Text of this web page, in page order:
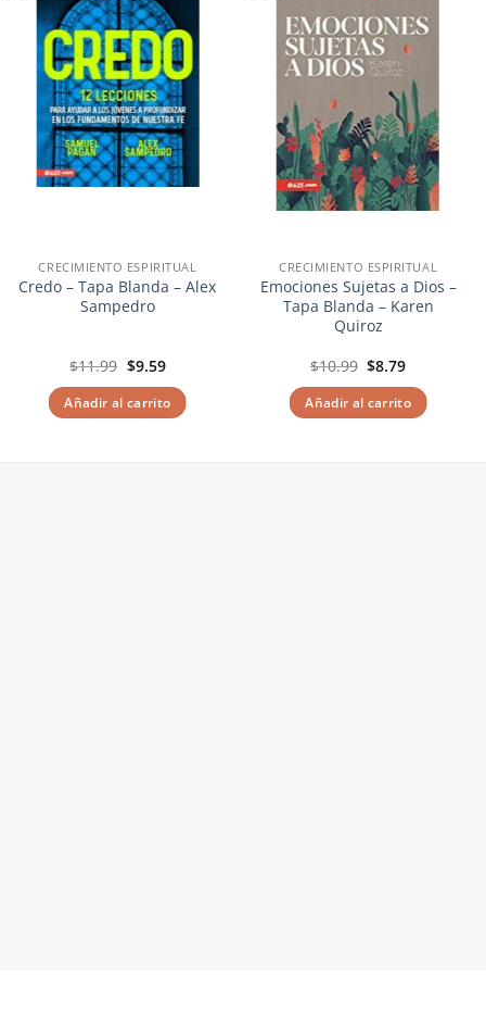
lista de
deseos
CRECIMIENTO ESPIRITUAL
Credo – Tapa Blanda – Alex
Sampedro
$11.99 El
original
era:
$9.59El
actual
es:
Añadir al carrito
deseos
CRECIMIENTO ESPIRITUAL
Emociones Sujetas a Dios –
Tapa Blanda – Karen
Quiroz
$10.99 El
original
era:
$8.79El
actual
es:
Añadir al carrito